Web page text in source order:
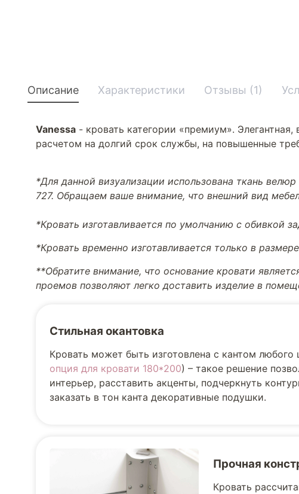
Описание Характеристики Отзывы (1)
Vanessa - кровать категории «премиум».
расчетом на долгий срок службы, на повышенные
*Для данной визуализации использована ткань
727. Обращаем ваше внимание, что внешний вид
*Кровать изготавливается по умолчанию с обивкой
*Кровать временно изготавливается только в
**Обратите внимание, что основание кровати
проемов позволяют легко доставить изделие в
Стильная окантовка
Кровать может быть изготовлена с кантом любого
опция для кровати 180*200) – такое решение
интерьер, расставить акценты, подчеркнуть
заказать в тон канта декоративные подушки.
Прочная
Кровать